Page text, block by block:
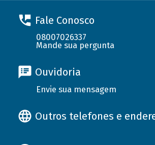
Fale Conosco
08007026337
Mande sua pergunta
Ouvidoria
Envie sua mensagem
Outros telefones e